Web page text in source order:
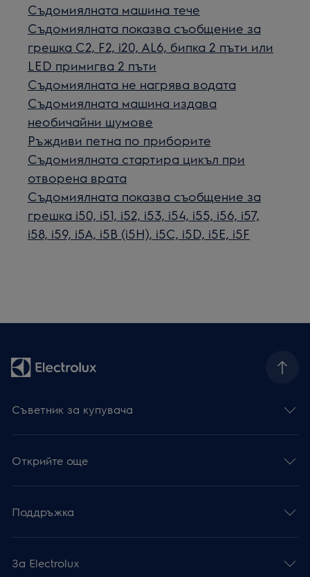
Съдомиялната машина тече
Съдомиялнaта показва съобщение за
грешка C2, F2, i20, AL6, бипка 2 пъти или
LED примигва 2 пъти
Съдомиялната не нагрява водата
Съдомиялната машина издава
необичайни шумове
Ръждиви петна по приборите
Съдомиялната стартира цикъл при
отворена врата
Съдомиялната показва съобщение за
грешка i50, i51, i52, i53, i54, i55, i56, i57,
i58, i59, i5A, i5B (i5H), i5C, i5D, i5E, i5F
Съветник за купувача
Открийте още
Поддръжка
За Electrolux